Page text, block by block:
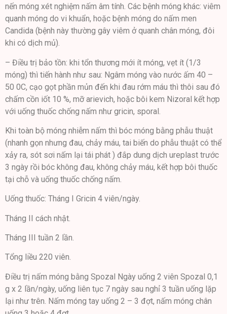
nến móng xét nghiệm nấm âm tính. Các bệnh móng khác: viêm
quanh móng do vi khuẩn, hoặc bệnh móng do nấm men
Candida (bệnh này thường gây viêm ở quanh chân móng, đôi
khi có dịch mủ).
– Điều trị bảo tồn: khi tổn thương mới ít móng, vẹt ít (1/3
móng) thì tiến hành như sau: Ngâm móng vào nước ấm 40 –
50 0C, cạo gọt phần mủn đến khi đau rớm máu thì thôi sau đó
chấm cồn iốt 10 %, mỡ arievich, hoặc bôi kem Nizoral kết hợp
với uống thuốc chống nấm như gricin, sporal.
Khi toàn bộ móng nhiễm nấm thì bóc móng bằng phẫu thuật
(nhanh gọn nhưng đau, chảy máu, tai biến do phẫu thuật có thể
xảy ra, sót sơi nấm lại tái phát ) đắp dung dịch ureplast trước
3 ngày rồi bóc không đau, không chảy máu, kết hợp bôi thuốc
tại chỗ và uống thuốc chống nấm.
Uống thuốc: Tháng I Gricin 4 viên/ngày.
Tháng II cách nhật.
Tháng III tuần 2 lần.
Tổng liều 220 viên.
Điều trị nấm móng bằng Spozal Ngày uống 2 viên Spozal 0,1
g x 2 lần/ngày, uống liên tục 7 ngày sau nghỉ 3 tuần uống lặp
lại như trên. Nấm móng tay uống 2 – 3 đợt, nấm móng chân